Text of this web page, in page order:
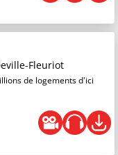
Fleuriot
de logements d'ici